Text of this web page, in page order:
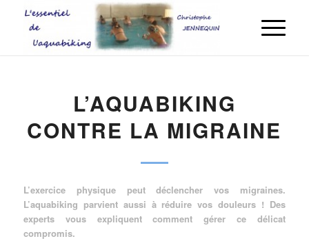
L’AQUABIKING
CONTRE LA MIGRAINE
L’exercice physique peut déclencher vos migraines.
L’aquabiking parvient aussi à réduire vos douleurs ! Des
experts vous expliquent comment gérer ce délicat
compromis.